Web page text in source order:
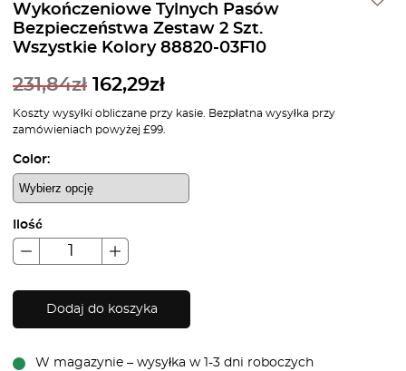
Wykończeniowe Tylnych Pasów
Bezpieczeństwa Zestaw 2 Szt.
Wszystkie Kolory 88820-03F10
231,84zł 162,29zł
Koszty wysyłki obliczane przy kasie. Bezpłatna wysyłka przy
zamówieniach powyżej £99.
Color:
Ilość
Dodaj do koszyka
W magazynie – wysyłka w 1-3 dni roboczych